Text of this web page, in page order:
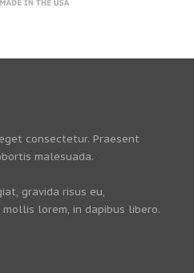
consectetur. Praesent
malesuada.
gravida risus eu,
lorem, in dapibus libero.